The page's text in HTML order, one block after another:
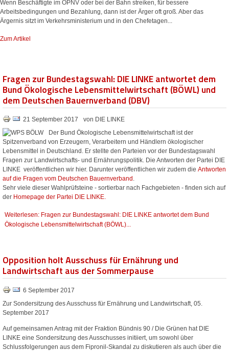
Wenn Beschäftigte im ÖPNV oder bei der Bahn streiken, für bessere
Arbeitsbedingungen und Bezahlung, dann ist der Ärger oft groß. Aber das
Ärgernis sitzt im Verkehrsministerium und in den Chefetagen...
Zum Artikel
Fragen zur Bundestagswahl: DIE LINKE antwortet dem
Bund Ökologische Lebensmittelwirtschaft (BÖWL) und
dem Deutschen Bauernverband (DBV)
21 September 2017
von DIE LINKE
Der Bund Ökologische Lebensmittelwirtschaft ist der
Spitzenverband von Erzeugern, Verarbeitern und Händlern ökologischer
Lebensmittel in Deutschland. Er stellte den Parteien vor der Bundestagswahl
Fragen zur Landwirtschafts- und Ernährungspolitik. Die Antworten der Partei DIE
LINKE veröffentlichen wir hier. Darunter veröffentlichen wir zudem die Antworten
auf die Fragen vom Deutschen Bauernverband .
Sehr viele dieser Wahlprüfsteine - sortierbar nach Fachgebieten - finden sich auf
der Homepage der Partei DIE LINKE.
Weiterlesen: Fragen zur Bundestagswahl: DIE LINKE antwortet dem Bund
Ökologische Lebensmittelwirtschaft (BÖWL)...
Opposition holt Ausschuss für Ernährung und
Landwirtschaft aus der Sommerpause
6 September 2017
Zur Sondersitzung des Ausschuss für Ernährung und Landwirtschaft, 05.
September 2017
Auf gemeinsamen Antrag mit der Fraktion Bündnis 90 / Die Grünen hat DIE
LINKE eine Sondersitzung des Ausschusses initiiert, um sowohl über
Schlussfolgerungen aus dem Fipronil-Skandal zu diskutieren als auch über die